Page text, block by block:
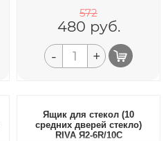
572
480 руб.
- +
Ящик для стекол (10
средних дверей стекло)
RIVA Я2-6R/10С